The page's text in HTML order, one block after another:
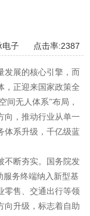
电子 点击率:2387
发展的核心引擎，而
，正迎来国家政策全
间无人体系”布局，
向，推动行业从单一
体系升级，千亿级蓝
不断夯实。国务院发
服务终端纳入新型基
零售、交通出行等领
向升级，标志着自助